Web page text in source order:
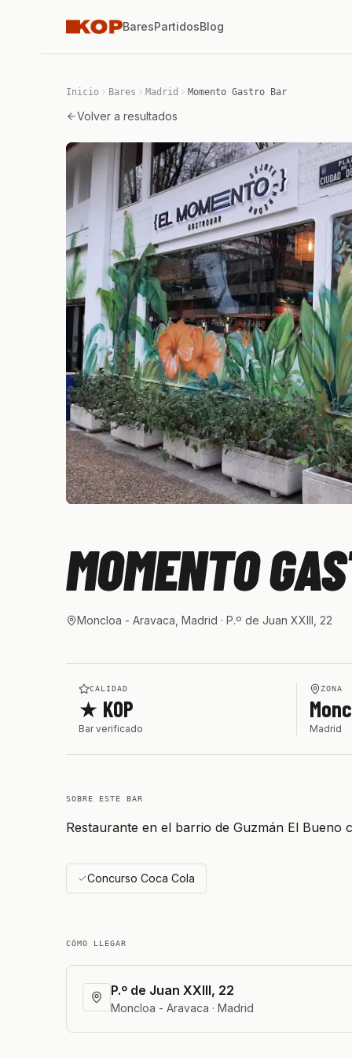
BaresPartidosBlog
Inicio Bares Madrid Momento Gastro Bar
Volver a resultados
MOMENTO
Moncloa - Aravaca, Madrid · P.º de Juan XXIII, 22
CALIDAD
★ KOP
Bar verificado
ZONA
Madrid
SOBRE ESTE BAR
Restaurante en el barrio de Guzmán El
Concurso Coca Cola
CÓMO LLEGAR
P.º de Juan XXIII, 22
Moncloa - Aravaca · Madrid